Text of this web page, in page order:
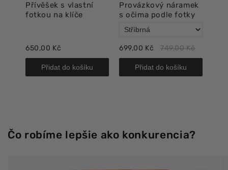
Přívěšek s vlastní
fotkou na klíče
650,00 Kč
Přidat do košíku
Provázkový náramek
s očima podle fotky
699,00 Kč 749,00 Kč
Přidat do košíku
Čo robíme lepšie ako konkurencia?